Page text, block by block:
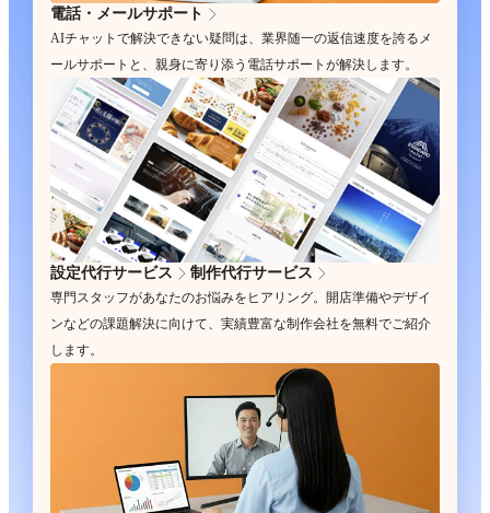
電話・メールサポート
AIチャットで解決できない疑問は、業界随一の返信速度を誇るメ
ールサポートと、親身に寄り添う電話サポートが解決します。
設定代行サービス 制作代行サービス
専門スタッフがあなたのお悩みをヒアリング。開店準備やデザイ
ンなどの課題解決に向けて、実績豊富な制作会社を無料でご紹介
します。